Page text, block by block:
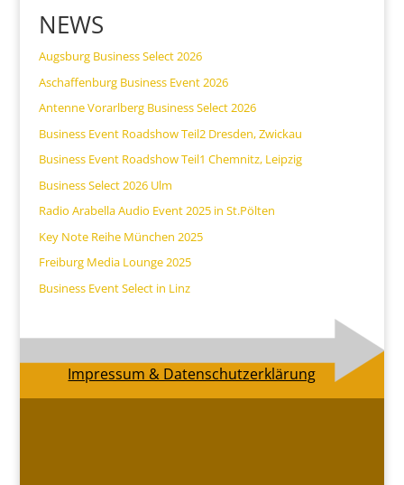
NEWS
Augsburg Business Select 2026
Aschaffenburg Business Event 2026
Antenne Vorarlberg Business Select 2026
Business Event Roadshow Teil2 Dresden, Zwickau
Business Event Roadshow Teil1 Chemnitz, Leipzig
Business Select 2026 Ulm
Radio Arabella Audio Event 2025 in St.Pölten
Key Note Reihe München 2025
Freiburg Media Lounge 2025
Business Event Select in Linz
Impressum & Datenschutzerklärung